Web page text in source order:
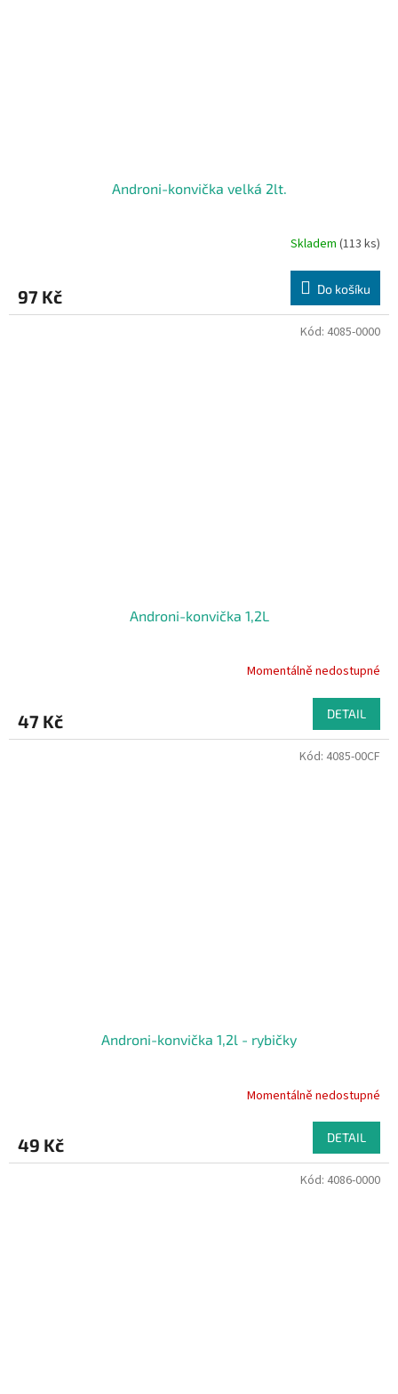
Androni-konvička velká 2lt.
Skladem (113 ks)
97 Kč Do košíku
Androni-konvička 1,2L
Momentálně nedostupné
47 Kč DETAIL
Kód: 4085-0000
Androni-konvička 1,2l - rybičky
Momentálně nedostupné
49 Kč DETAIL
Kód: 4085-00CF
Kód: 4086-0000